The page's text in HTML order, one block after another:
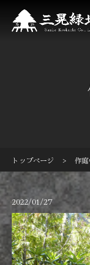
トップページ > 作
2022/01/27